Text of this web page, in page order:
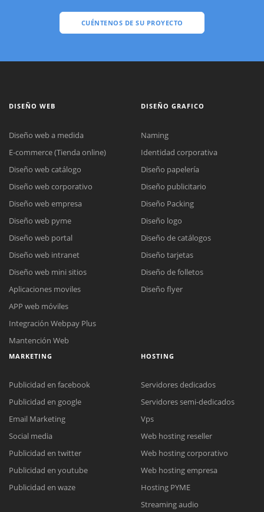
CUÉNTENOS DE SU PROYECTO
Reunión online
Meet para la reunión online.
Cotización
Chat Online
Todos nuestros ejecutivos están fuera de línea. Complete el formulario
DISEÑO WEB
Diseño web a medida
E-commerce (Tienda online)
Diseño web catálogo
Diseño web corporativo
Diseño web empresa
Diseño web pyme
Diseño web portal
Diseño web intranet
Diseño web mini sitios
Aplicaciones moviles
APP web móviles
Integración Webpay Plus
Mantención Web
DISEÑO GRAFICO
Naming
Identidad corporativa
Diseño papelería
Diseño publicitario
Diseño Packing
Diseño logo
Diseño de catálogos
Diseño tarjetas
Diseño de folletos
Diseño flyer
MARKETING
Publicidad en facebook
Publicidad en google
Email Marketing
Social media
Publicidad en twitter
Publicidad en youtube
Publicidad en waze
HOSTING
Servidores dedicados
Servidores semi-dedicados
Vps
Web hosting reseller
Web hosting corporativo
Web hosting empresa
Hosting PYME
Streaming audio